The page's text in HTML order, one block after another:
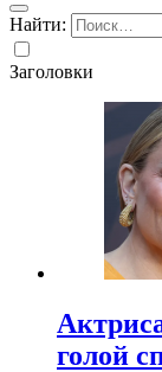
Найти:
Заголовки
голой